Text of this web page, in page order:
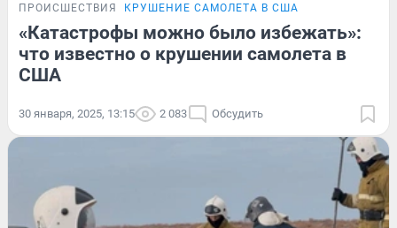
ПРОИСШЕСТВИЯ КРУШЕНИЕ САМОЛЕТА В США
«Катастрофы можно было избежать»:
что известно о крушении самолета в
США
30 января, 2025, 13:15 2 083 Обсудить